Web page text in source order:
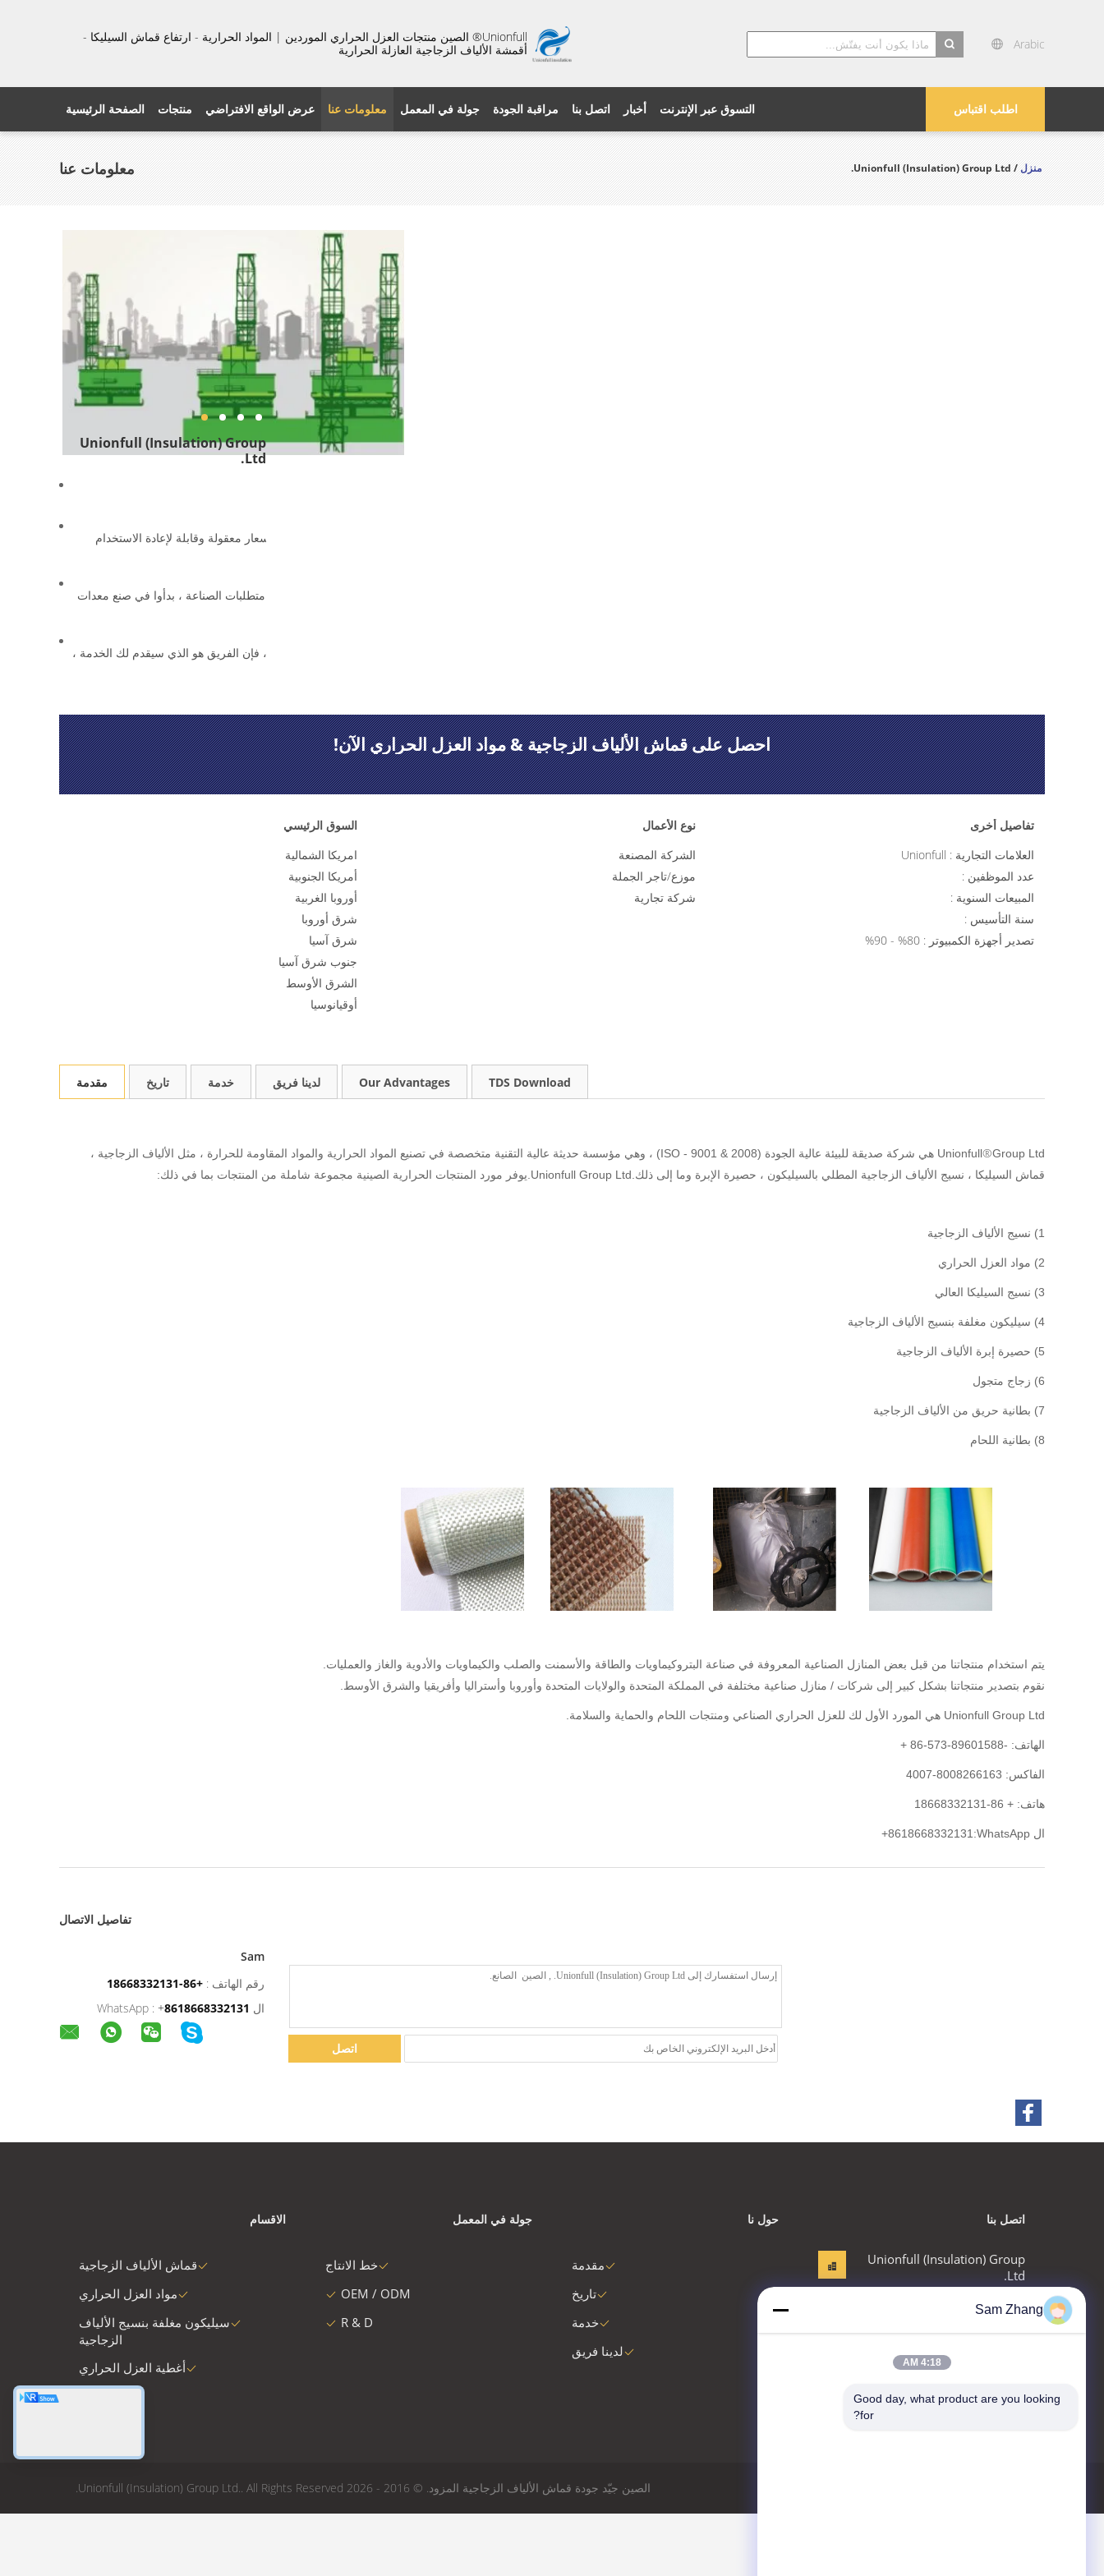
Unionfull® الصين منتجات العزل الحراري الموردين | المواد الحرارية - ارتفاع قماش السيليكا -
أقمشة الألياف الزجاجية العازلة الحرارية
Arabic
اطلب اقتباس الصفحة الرئيسية منتجات عرض الواقع الافتراضي معلومات عنا جولة في المعمل مراقبة الجودة اتصل بنا أخبار التسوق عبر الإنترنت
معلومات عنا منزل/ Unionfull (Insulation) Group Ltd.
Unionfull (Insulation) Group
Ltd.
توفر مواد Unionfull Group Ltd. أكثر الطرق الصديقة للبيئة لمكافحة الحرائق بأسعار معقولة وقابلة لإعادة الاستخدام
تأسست Unionfull Group Ltd لإنتاج القماش المصنوع من الألياف الزجاجية ومع متطلبات الصناعة ، بدأوا في صنع معدات
لدى Unionfull فريق عمل خاص به للتصنيع والمبيعات ، لذلك عندما تقدم الطلب ، فإن الفريق هو الذي سيقدم لك الخدمة ،
احصل على قماش الألياف الزجاجية & مواد العزل الحراري الآن!
السوق الرئيسي
امريكا الشمالية
أمريكا الجنوبية
أوروبا الغربية
شرق أوروبا
شرق آسيا
جنوب شرق آسيا
الشرق الأوسط
أوقيانوسيا
نوع الأعمال
الشركة المصنعة
موزع/تاجر الجملة
شركة تجارية
تفاصيل أخرى
العلامات التجارية : Unionfull
عدد الموظفين :
المبيعات السنوية :
سنة التأسيس :
تصدير أجهزة الكمبيوتر : 80% - 90%
مقدمة تاريخ خدمة لدينا فريق Our Advantages TDS Download
Unionfull®
Group Ltd هي شركة صديقة للبيئة عالية الجودة (ISO - 9001 & 2008) ، وهي مؤسسة حديثة عالية التقنية متخصصة في تصنيع المواد الحرارية والمواد المقاومة للحرارة ، مثل الألياف الزجاجية ،
قماش السيليكا ، نسيج الألياف الزجاجية المطلي بالسيليكون ، حصيرة الإبرة وما إلى ذلك.Unionfull Group Ltd.يوفر مورد المنتجات الحرارية الصينية مجموعة شاملة من المنتجات بما في ذلك:
1) نسيج الألياف الزجاجية
2) مواد العزل الحراري
3) نسيج السيليكا العالي
4) سيليكون مغلفة بنسيج الألياف الزجاجية
5) حصيرة إبرة الألياف الزجاجية
6) زجاج متجول
7) بطانية حريق من الألياف الزجاجية
8) بطانية اللحام
يتم استخدام منتجاتنا من قبل بعض المنازل الصناعية المعروفة في صناعة البتروكيماويات والطاقة والأسمنت والصلب والكيماويات والأدوية والغاز والعمليات.
نقوم بتصدير منتجاتنا بشكل كبير إلى شركات / منازل صناعية مختلفة في المملكة المتحدة والولايات المتحدة وأوروبا وأستراليا وأفريقيا والشرق الأوسط.
Unionfull Group Ltd هي المورد الأول لك للعزل الحراري الصناعي ومنتجات اللحام والحماية والسلامة.
الهاتف: + 86-573-89601588-
الفاكس: 8008266163-4007
هاتف: + 86-18668332131
ال WhatsApp: +8618668332131
تفاصيل الاتصال
Sam
رقم الهاتف : +86-18668332131
ال WhatsApp :
+8618668332131
اتصل
الاقسام
قماش الألياف الزجاجية
مواد العزل الحراري
سيليكون مغلفة بنسيج الألياف
الزجاجية
أغطية العزل الحراري
جولة في المعمل
خط الانتاج
OEM / ODM
R & D
حول نا
مقدمة
تاريخ
خدمة
لدينا فريق
اتصل بنا
Unionfull (Insulation) Group
Ltd.
حديقة تكنولوجيا المنسوجات ،
رقم 35 جينغبيانشي ، جياشينغ ،
مقاطعة تشجيانغ ، الصين
admin@unionfullinsulation.com
الصين جيّد جودة قماش الألياف الزجاجية المزود. © 2016 - 2026 Unionfull (Insulation) Group Ltd.. All Rights Reserved.
Sam Zhang
4:18 AM
Good day, what product are you looking
for?